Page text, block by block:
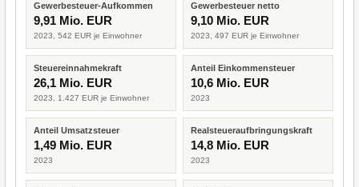
Gewerbesteuer-Aufkommen
9,91 Mio. EUR
2023, 542 EUR je Einwohner
Gewerbesteuer netto
9,10 Mio. EUR
2023, 497 EUR je Einwohner
Steuereinnahmekraft
26,1 Mio. EUR
2023, 1.427 EUR je Einwohner
Anteil Einkommensteuer
10,6 Mio. EUR
2023
Anteil Umsatzsteuer
1,49 Mio. EUR
2023
Realsteueraufbringungskraft
14,8 Mio. EUR
2023